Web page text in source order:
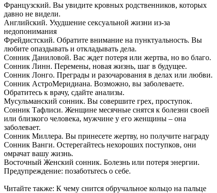
Французский. Вы увидите кровных родственников, которых
давно не видели.
Английский. Ухудшение сексуальной жизни из-за
недопонимания
Фрейдистский. Обратите внимание на пунктуальность. Вы
любите опаздывать и откладывать дела.
Сонник Даниловой. Вас ждет потеря или жертва, но во благо.
Сонник Линн. Перемены, новая жизнь, шаг в будущее.
Сонник Лонго. Преграды и разочарования в делах или любви.
Сонник АстроМеридиана. Возможно, вы заболеваете.
Обратитесь к врачу, сдайте анализы.
Мусульманский сонник. Вы совершите грех, проступок.
Сонник Тафлиси. Женщине месячные снятся к болезни своей
или близкого человека, мужчине у его женщины – она
заболевает.
Сонник Миллера. Вы принесете жертву, но получите награду
Сонник Ванги. Остерегайтесь нехороших поступков, они
омрачат вашу жизнь.
Восточный Женский сонник. Болезнь или потеря энергии.
Предупреждение: позаботьтесь о себе.
Читайте также: К чему снится обручальное кольцо на пальце